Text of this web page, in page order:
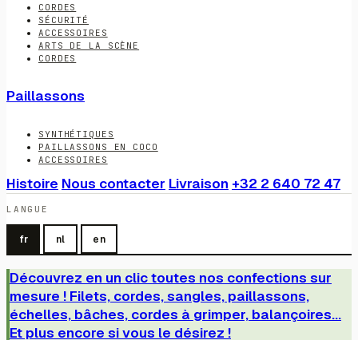
CORDES
SÉCURITÉ
ACCESSOIRES
ARTS DE LA SCÈNE
CORDES
Paillassons
SYNTHÉTIQUES
PAILLASSONS EN COCO
ACCESSOIRES
Histoire Nous contacter Livraison +32 2 640 72 47
LANGUE
fr nl en
Découvrez en un clic toutes nos confections sur
mesure ! Filets, cordes, sangles, paillassons,
échelles, bâches, cordes à grimper, balançoires...
Et plus encore si vous le désirez !